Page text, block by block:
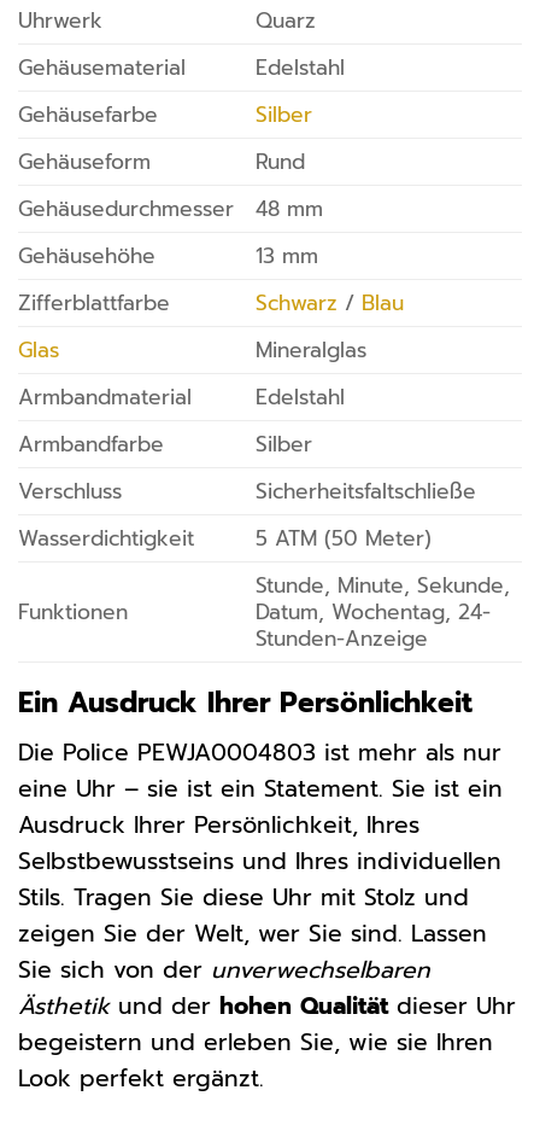
Uhrwerk
Quarz
Gehäusematerial
Edelstahl
Gehäusefarbe
Silber
Gehäuseform
Rund
Gehäusedurchmesser
48 mm
Gehäusehöhe
13 mm
Zifferblattfarbe
Schwarz / Blau
Glas
Mineralglas
Armbandmaterial
Edelstahl
Armbandfarbe
Silber
Verschluss
Sicherheitsfaltschließe
Wasserdichtigkeit
5 ATM (50 Meter)
Funktionen
Stunde, Minute, Sekunde,
Datum, Wochentag, 24-
Stunden-Anzeige
Ein Ausdruck Ihrer Persönlichkeit
Die Police PEWJA0004803 ist mehr als nur
eine Uhr – sie ist ein Statement. Sie ist ein
Ausdruck Ihrer Persönlichkeit, Ihres
Selbstbewusstseins und Ihres individuellen
Stils. Tragen Sie diese Uhr mit Stolz und
zeigen Sie der Welt, wer Sie sind. Lassen
Sie sich von der unverwechselbaren
Ästhetikund der hohen Qualitätdieser Uhr
begeistern und erleben Sie, wie sie Ihren
Look perfekt ergänzt.